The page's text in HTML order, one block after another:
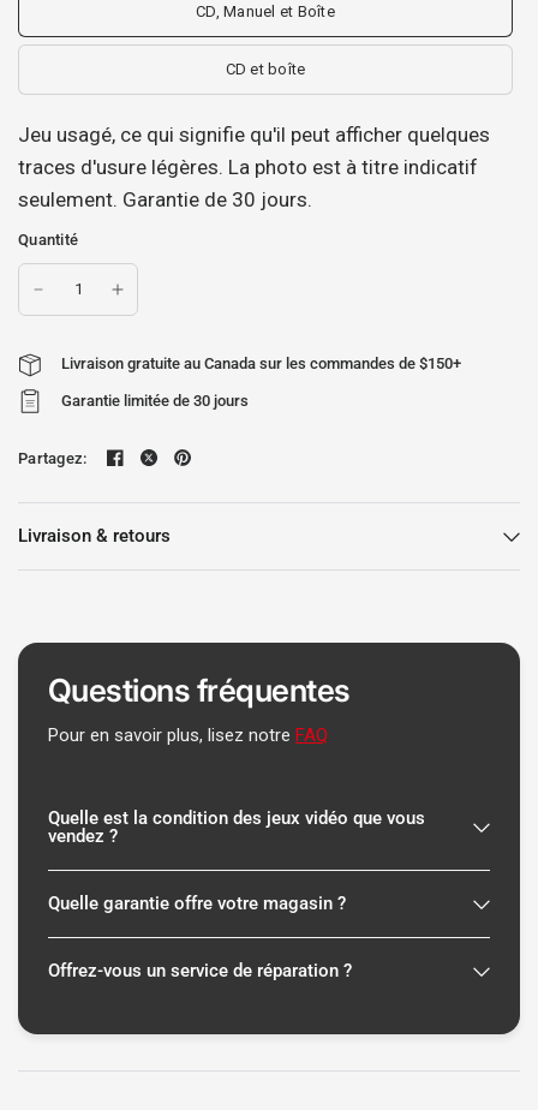
CD, Manuel et Boîte
CD et boîte
Jeu usagé, ce qui signifie qu'il peut afficher quelques
traces d'usure légères. La photo est à titre indicatif
seulement. Garantie de 30 jours.
Quantité
Livraison gratuite au Canada sur les commandes de $150+
Garantie limitée de 30 jours
Partagez:
Livraison & retours
Questions fréquentes
Pour en savoir plus, lisez notreFAQ
Quelle est la condition des jeux vidéo que vous
vendez ?
Quelle garantie offre votre magasin ?
Offrez-vous un service de réparation ?